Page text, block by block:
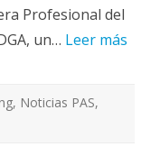
Profesional del
un… Leer más
, Noticias PAS,